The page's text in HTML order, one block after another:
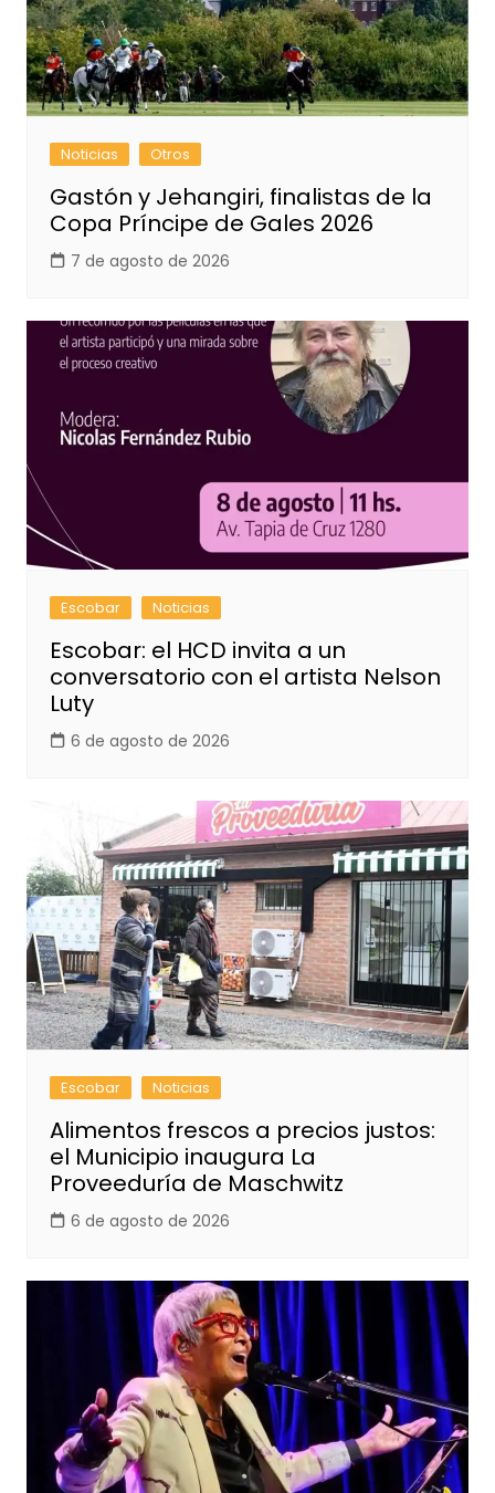
Noticias Otros
Gastón y Jehangiri, finalistas de la
Copa Príncipe de Gales 2026
7 de agosto de 2026
Escobar Noticias
Escobar: el HCD invita a un
conversatorio con el artista Nelson
Luty
6 de agosto de 2026
Escobar Noticias
Alimentos frescos a precios justos:
el Municipio inaugura La
Proveeduría de Maschwitz
6 de agosto de 2026